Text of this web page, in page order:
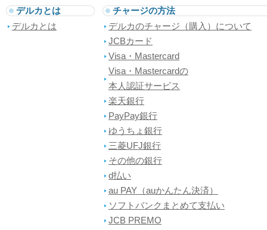
デルカとは
デルカとは
チャージの方法
デルカのチャージ（購入）について
JCBカード
Visa・Mastercard
Visa・Mastercardの
本人認証サービス
楽天銀行
PayPay銀行
ゆうちょ銀行
三菱UFJ銀行
その他の銀行
d払い
au PAY（auかんたん決済）
ソフトバンクまとめて支払い
JCB PREMO